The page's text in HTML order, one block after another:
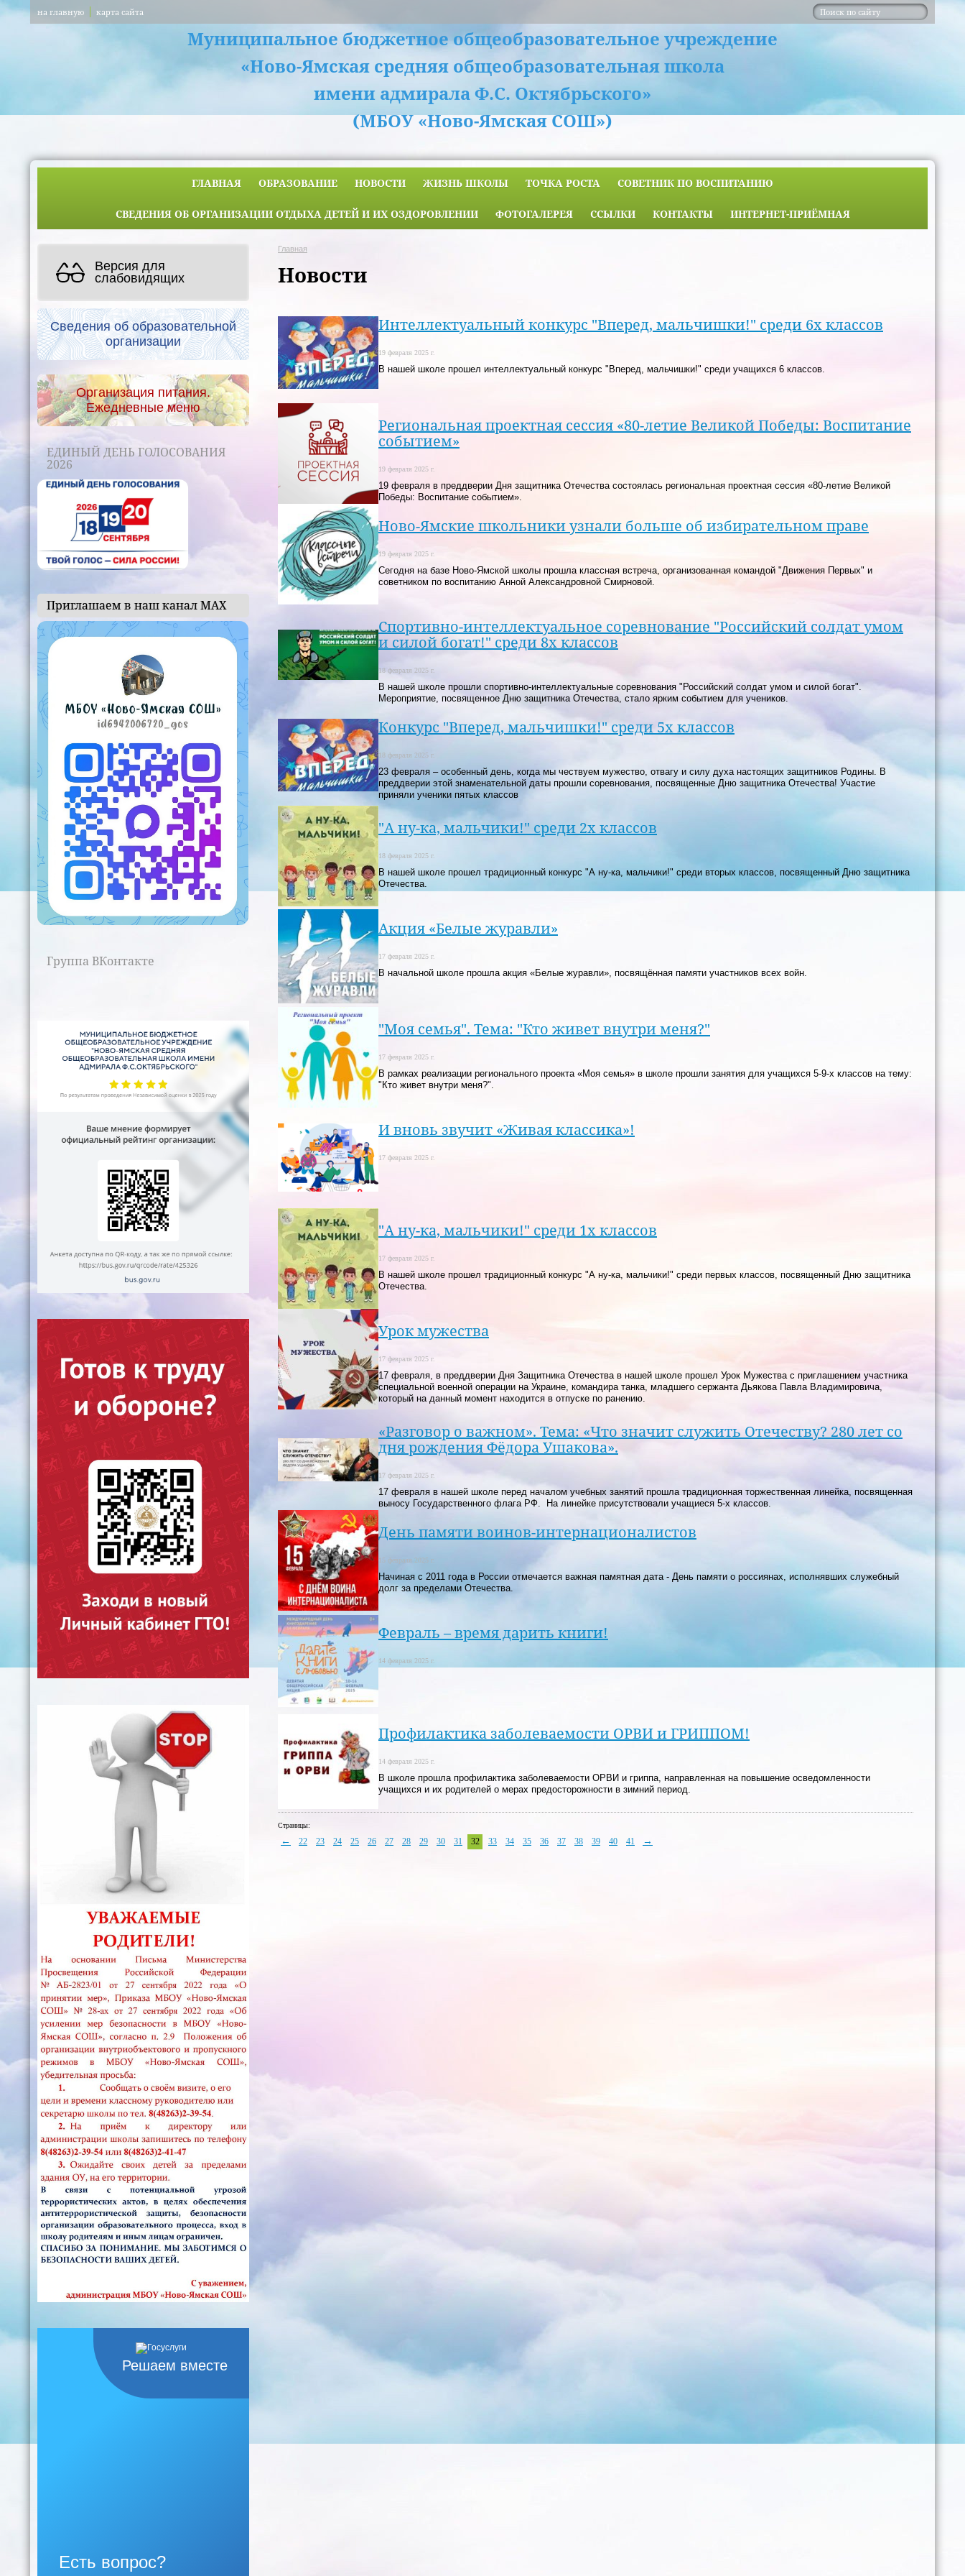
на главную карта сайта
Муниципальное бюджетное общеобразовательное учреждение
«Ново-Ямская средняя общеобразовательная школа
имени адмирала Ф.С. Октябрьского»
(МБОУ «Ново-Ямская СОШ»)
ГЛАВНАЯ ОБРАЗОВАНИЕ НОВОСТИ ЖИЗНЬ ШКОЛЫ ТОЧКА РОСТА СОВЕТНИК ПО ВОСПИТАНИЮ
СВЕДЕНИЯ ОБ ОРГАНИЗАЦИИ ОТДЫХА ДЕТЕЙ И ИХ ОЗДОРОВЛЕНИИ ФОТОГАЛЕРЕЯ ССЫЛКИ КОНТАКТЫ ИНТЕРНЕТ-ПРИЁМНАЯ
Версия для
слабовидящих
Сведения об образовательной
организации
Организация питания.
Ежедневные меню
ЕДИНЫЙ ДЕНЬ ГОЛОСОВАНИЯ
2026
Приглашаем в наш канал МАХ
Группа ВКонтакте
Решаем вместе
Есть вопрос?
Главная
Новости
Интеллектуальный конкурс "Вперед, мальчишки!" среди 6х классов
19 февраля 2025 г.
В нашей школе прошел интеллектуальный конкурс "Вперед, мальчишки!" среди учащихся 6 классов.
Региональная проектная сессия «80-летие Великой Победы: Воспитание
событием»
19 февраля 2025 г.
19 февраля в преддверии Дня защитника Отечества состоялась региональная проектная сессия «80-летие Великой
Победы: Воспитание событием».
Ново-Ямские школьники узнали больше об избирательном праве
19 февраля 2025 г.
Сегодня на базе Ново-Ямской школы прошла классная встреча, организованная командой "Движения Первых" и
советником по воспитанию Анной Александровной Смирновой.
Спортивно-интеллектуальное соревнование "Российский солдат умом
и силой богат!" среди 8х классов
18 февраля 2025 г.
В нашей школе прошли спортивно-интеллектуальные соревнования "Российский солдат умом и силой богат".
Мероприятие, посвященное Дню защитника Отечества, стало ярким событием для учеников.
Конкурс "Вперед, мальчишки!" среди 5х классов
18 февраля 2025 г.
23 февраля – особенный день, когда мы чествуем мужество, отвагу и силу духа настоящих защитников Родины. В
преддверии этой знаменательной даты прошли соревнования, посвященные Дню защитника Отечества! Участие
приняли ученики пятых классов
"А ну-ка, мальчики!" среди 2х классов
18 февраля 2025 г.
В нашей школе прошел традиционный конкурс "А ну-ка, мальчики!" среди вторых классов, посвященный Дню защитника
Отечества.
Акция «Белые журавли»
17 февраля 2025 г.
В начальной школе прошла акция «Белые журавли», посвящённая памяти участников всех войн.
"Моя семья". Тема: "Кто живет внутри меня?"
17 февраля 2025 г.
В рамках реализации регионального проекта «Моя семья» в школе прошли занятия для учащихся 5-9-х классов на тему:
"Кто живет внутри меня?".
И вновь звучит «Живая классика»!
17 февраля 2025 г.
"А ну-ка, мальчики!" среди 1х классов
17 февраля 2025 г.
В нашей школе прошел традиционный конкурс "А ну-ка, мальчики!" среди первых классов, посвященный Дню защитника
Отечества.
Урок мужества
17 февраля 2025 г.
17 февраля, в преддверии Дня Защитника Отечества в нашей школе прошел Урок Мужества с приглашением участника
специальной военной операции на Украине, командира танка, младшего сержанта Дьякова Павла Владимировича,
который на данный момент находится в отпуске по ранению.
«Разговор о важном». Тема: «Что значит служить Отечеству? 280 лет со
дня рождения Фёдора Ушакова».
17 февраля 2025 г.
17 февраля в нашей школе перед началом учебных занятий прошла традиционная торжественная линейка, посвященная
выносу Государственного флага РФ. На линейке присутствовали учащиеся 5-х классов.
День памяти воинов-интернационалистов
15 февраля 2025 г.
Начиная с 2011 года в России отмечается важная памятная дата - День памяти о россиянах, исполнявших служебный
долг за пределами Отечества.
Февраль – время дарить книги!
14 февраля 2025 г.
Профилактика заболеваемости ОРВИ и ГРИППОМ!
14 февраля 2025 г.
В школе прошла профилактика заболеваемости ОРВИ и гриппа, направленная на повышение осведомленности
учащихся и их родителей о мерах предосторожности в зимний период.
Страницы:
← 22 23 24 25 26 27 28 29 30 31 32 33 34 35 36 37 38 39 40 41 →